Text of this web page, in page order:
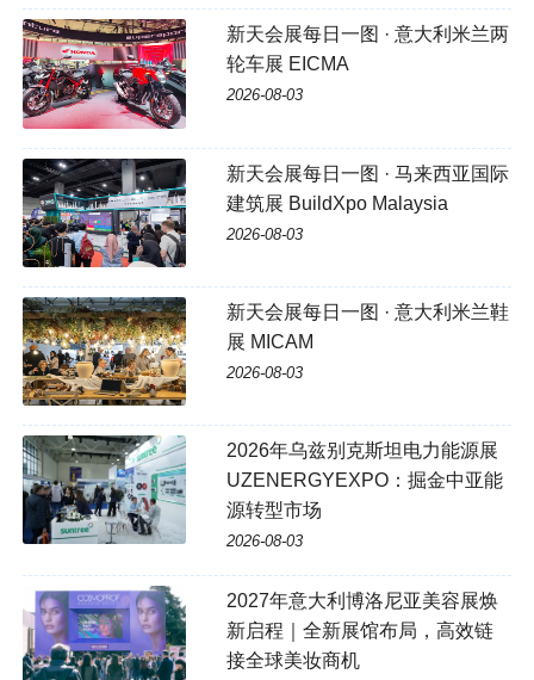
新天会展每日一图 · 意大利米兰两
轮车展 EICMA
2026-08-03
新天会展每日一图 · 马来西亚国际
建筑展 BuildXpo Malaysia
2026-08-03
新天会展每日一图 · 意大利米兰鞋
展 MICAM
2026-08-03
2026年乌兹别克斯坦电力能源展
UZENERGYEXPO：掘金中亚能
源转型市场
2026-08-03
2027年意大利博洛尼亚美容展焕
新启程｜全新展馆布局，高效链
接全球美妆商机